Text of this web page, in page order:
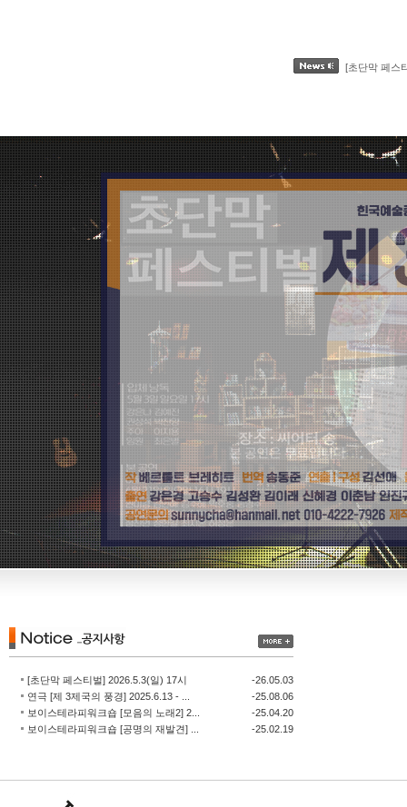
[초단막 페스
[초단막 페스티벌] 2026.5.3(일) 17시
-26.05.03
연극 [제 3제국의 풍경] 2025.6.13 - ...
-25.08.06
보이스테라피워크숍 [모음의 노래2] 2...
-25.04.20
보이스테라피워크숍 [공명의 재발견] ...
-25.02.19